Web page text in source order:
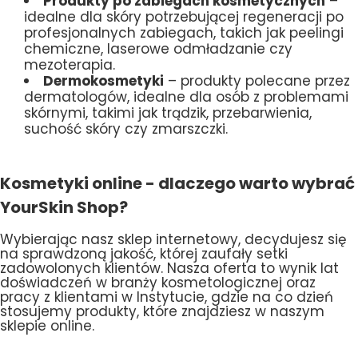
idealne dla skóry potrzebującej regeneracji po
profesjonalnych zabiegach, takich jak peelingi
chemiczne, laserowe odmładzanie czy
mezoterapia.
Dermokosmetyki – produkty polecane przez
dermatologów, idealne dla osób z problemami
skórnymi, takimi jak trądzik, przebarwienia,
suchość skóry czy zmarszczki.
Kosmetyki online - dlaczego warto wybrać
YourSkin Shop?
Wybierając nasz sklep internetowy, decydujesz się
na sprawdzoną jakość, której zaufały setki
zadowolonych klientów. Nasza oferta to wynik lat
doświadczeń w branży kosmetologicznej oraz
pracy z klientami w Instytucie, gdzie na co dzień
stosujemy produkty, które znajdziesz w naszym
sklepie online.